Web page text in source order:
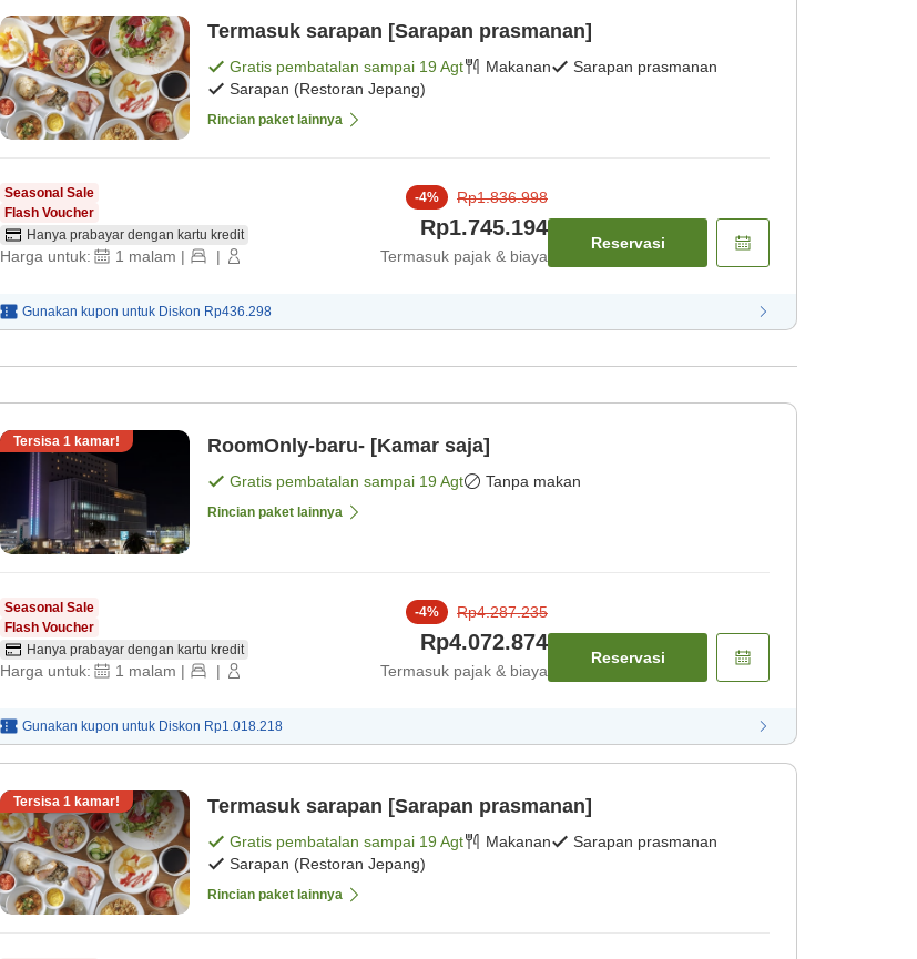
Termasuk sarapan [Sarapan prasmanan]
Gratis pembatalan sampai 19 Agt Makanan
Sarapan prasmanan
Sarapan (Restoran Jepang)
Rincian paket lainnya
Seasonal Sale
Flash Voucher
Hanya prabayar dengan kartu kredit
Harga untuk: 1 malam | |
-4% Rp1.836.998
Rp1.745.194
Termasuk pajak & biaya
Reservasi
Gunakan kupon untuk Diskon Rp436.298
Tersisa 1 kamar! RoomOnly-baru- [Kamar saja]
Gratis pembatalan sampai 19 Agt Tanpa makan
Rincian paket lainnya
Seasonal Sale
Flash Voucher
Hanya prabayar dengan kartu kredit
Harga untuk: 1 malam | |
-4% Rp4.287.235
Rp4.072.874
Termasuk pajak & biaya
Reservasi
Gunakan kupon untuk Diskon Rp1.018.218
Tersisa 1 kamar! Termasuk sarapan [Sarapan prasmanan]
Gratis pembatalan sampai 19 Agt Makanan
Sarapan prasmanan
Sarapan (Restoran Jepang)
Rincian paket lainnya